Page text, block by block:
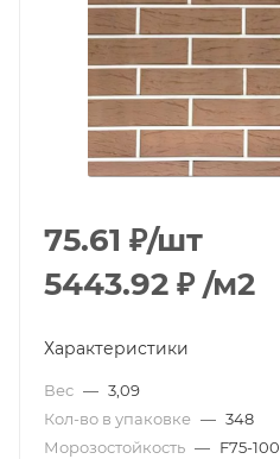
75.61 ₽/шт
5443.92 ₽ /м2
Характеристики
Вес — 3,09
Кол-во в упаковке — 348
Морозостойкость — F75-100